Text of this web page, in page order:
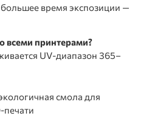
большее время экспозиции —
всеми принтерами?
UV-диапазон 365–
смола для